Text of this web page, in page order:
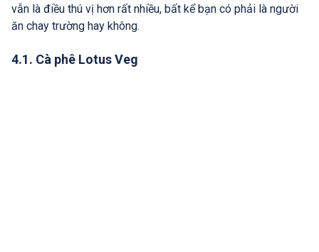
vẫn là điều thú vị hơn rất nhiều, bất kể bạn có phải là người
ăn chay trường hay không.
4.1. Cà phê Lotus Veg